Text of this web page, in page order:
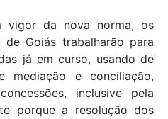
vigor da nova norma, os
Goiás trabalharão para
já em curso, usando de
mediação e conciliação,
inclusive pela
porque a resolução dos